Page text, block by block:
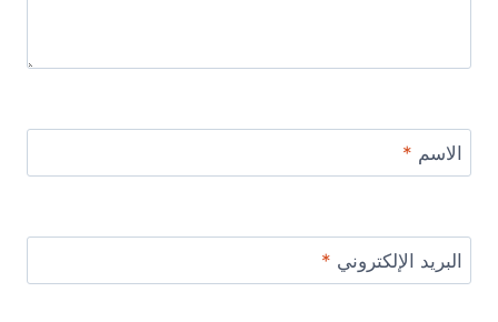
الاسم *
البريد الإلكتروني *